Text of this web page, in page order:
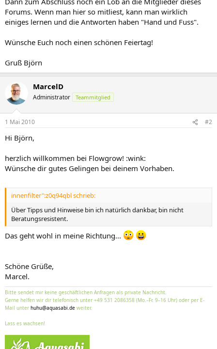
Forums. Wenn man hier so mitliest, kann man wirklich
einiges lernen und die Antworten haben "Hand und Fuss".
Wünsche Euch noch einen schönen Feiertag!
Gruß Björn
MarcelD
Administrator Teammitglied
1 Mai 2010 #2
Hi Björn,
herzlich willkommen bei Flowgrow! :wink:
Wünsche dir gutes Gelingen bei deinem Vorhaben.
innenfilter":z0q94qbl schrieb:
Über Tipps und Hinweise bin ich natürlich dankbar, bin nicht
Beratungsresistent.
Das geht wohl in meine Richtung...
Schöne Grüße,
Marcel.
Bitte sendet mir keine geschäftlichen Anfragen als private Nachricht.
Gerne helfen wir dir telefonisch unter +49 531 2086358 (Mo.–Fr. 9–16 Uhr) oder per E-
Mail unter huhu@aquasabi.de weiter.
Lass es wachsen!